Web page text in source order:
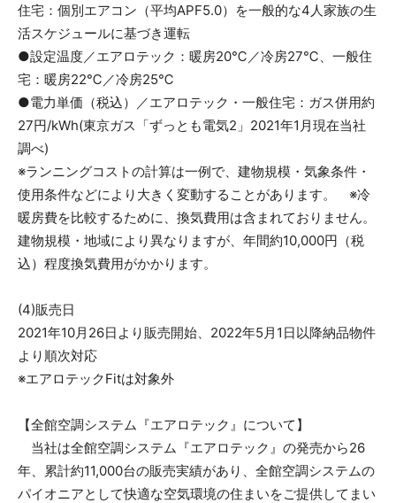
住宅：個別エアコン（平均APF5.0）を一般的な4人家族の生
活スケジュールに基づき運転
●設定温度／エアロテック：暖房20℃／冷房27℃、一般住
宅：暖房22℃／冷房25℃
●電力単価（税込）／エアロテック・一般住宅：ガス併用約
27円/kWh(東京ガス「ずっとも電気2」2021年1月現在当社
調べ)
※ランニングコストの計算は一例で、建物規模・気象条件・
使用条件などにより大きく変動することがあります。 ※冷
暖房費を比較するために、換気費用は含まれておりません。
建物規模・地域により異なりますが、年間約10,000円（税
込）程度換気費用がかかります。
(4)販売日
2021年10月26日より販売開始、2022年5月1日以降納品物件
より順次対応
※エアロテックFitは対象外
【全館空調システム『エアロテック』について】
当社は全館空調システム『エアロテック』の発売から26
年、累計約11,000台の販売実績があり、全館空調システムの
パイオニアとして快適な空気環境の住まいをご提供してまい